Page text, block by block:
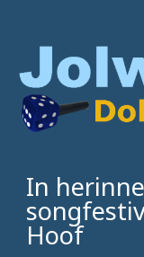
In
Hoof